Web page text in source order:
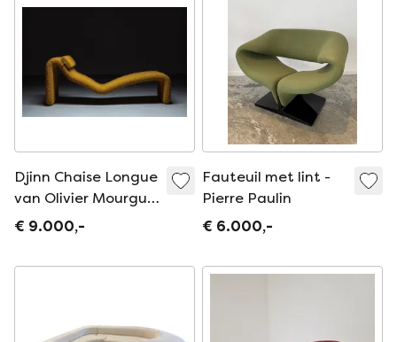
Djinn Chaise Longue
van Olivier Mourgue,
Frankrijk, 1960
€ 9.000,-
Fauteuil met lint -
Pierre Paulin
€ 6.000,-